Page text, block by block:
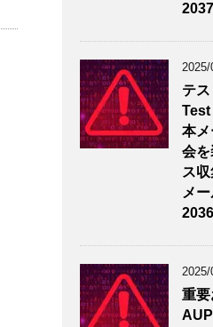
2037
2025/
テ
Test
本
会
ス
メ
2036
2025/
重